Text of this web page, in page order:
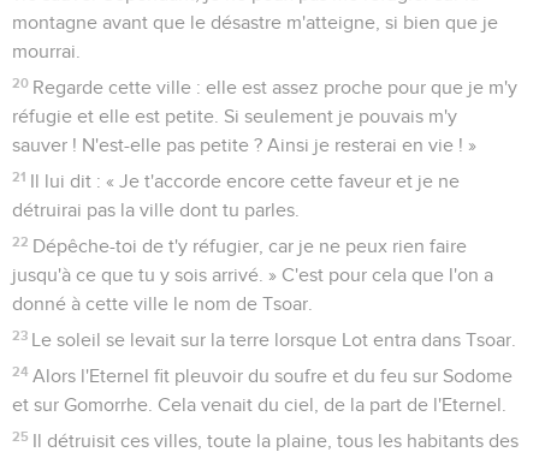
montagne avant que le désastre m'atteigne, si bien que je
mourrai.
20 Regarde cette ville : elle est assez proche pour que je m'y
réfugie et elle est petite. Si seulement je pouvais m'y
sauver ! N'est-elle pas petite ? Ainsi je resterai en vie ! »
21 Il lui dit : « Je t'accorde encore cette faveur et je ne
détruirai pas la ville dont tu parles.
22 Dépêche-toi de t'y réfugier, car je ne peux rien faire
jusqu'à ce que tu y sois arrivé. » C'est pour cela que l'on a
donné à cette ville le nom de Tsoar.
23 Le soleil se levait sur la terre lorsque Lot entra dans Tsoar.
24 Alors l'Eternel fit pleuvoir du soufre et du feu sur Sodome
et sur Gomorrhe. Cela venait du ciel, de la part de l'Eternel.
25 Il détruisit ces villes, toute la plaine, tous les habitants des